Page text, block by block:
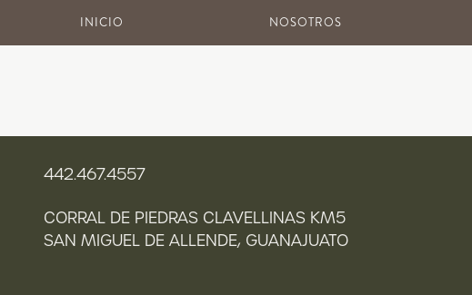
CONTENIDO
INICIO NOSOTROS
442.467.4557
CORRAL DE PIEDRAS CLAVELLINAS KM5
SAN MIGUEL DE ALLENDE, GUANAJUATO